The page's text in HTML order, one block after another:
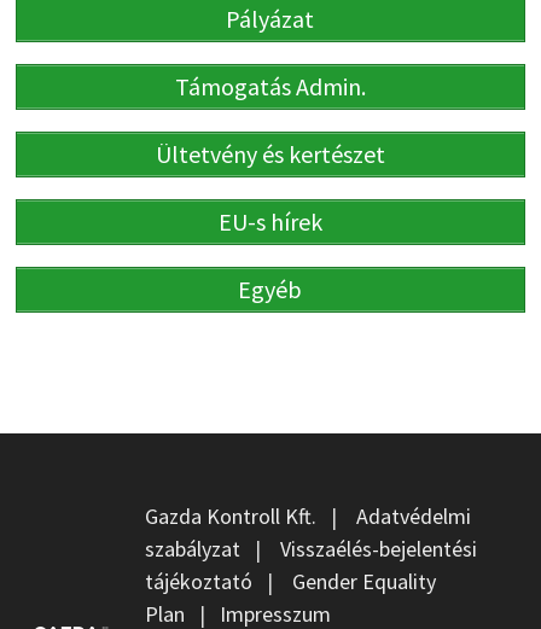
Pályázat
Támogatás Admin.
Ültetvény és kertészet
EU-s hírek
Egyéb
Gazda Kontroll Kft. | Adatvédelmi
szabályzat | Visszaélés-bejelentési
tájékoztató | Gender Equality
Plan | Impresszum